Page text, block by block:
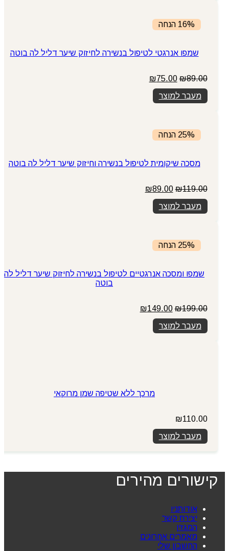
16% הנחה
שמפו אנרגטי לטיפול בנשירה לחיזוק שיער דליל לה בוטה
₪89.00
המחיר
המקורי
היה:
₪89.00.
₪75.00
מעבר למוצר
25% הנחה
מסכה שיקומית לטיפול בנשירה וחיזוק שיער דליל לה בוטה
₪119.00
המחיר
המקורי
היה:
₪119.00.
₪89.00
מעבר למוצר
25% הנחה
שמפו ומסכה אנרגטיים לטיפול בנשירה לחיזוק שיער דליל לה
בוטה
₪199.00
המחיר
המקורי
היה:
₪199.00.
₪149.00
מעבר למוצר
מרכך ללא שטיפה שמן מרוקאי
₪110.00
מעבר למוצר
קישורים מהירים
אודותניו
יצירת קשר
המגזין
מאמרים אחרונים
החשבון שלי